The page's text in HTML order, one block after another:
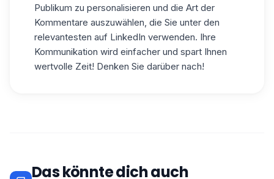
Publikum zu personalisieren und die Art der
Kommentare auszuwählen, die Sie unter den
relevantesten auf LinkedIn verwenden. Ihre
Kommunikation wird einfacher und spart Ihnen
wertvolle Zeit! Denken Sie darüber nach!
Das könnte dich auch